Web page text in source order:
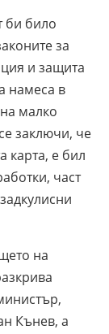
би било
за
и защита
намеса в
малко
заключи, че
карта, е бил
част
на
Кънев, а